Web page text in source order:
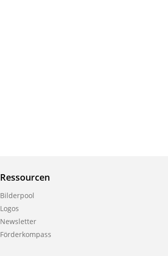
Ressourcen
Bilderpool
Logos
Newsletter
Förderkompass